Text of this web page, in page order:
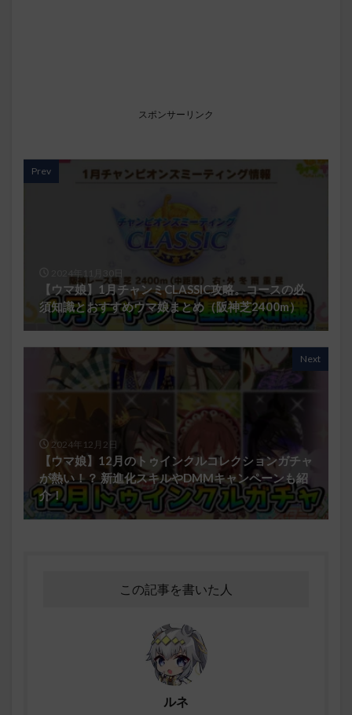
スポンサーリンク
Prev
【ウマ娘】1月チャンミCLASSIC攻略。コースの必
須知識とおすすめウマ娘まとめ（阪神芝2400m）
Next
2024年12月2日
【ウマ娘】12月のトゥインクルコレクションガチャ
が熱い！？ 新進化スキルやDMMキャンペーンも紹
介！
この記事を書いた人
ルネ